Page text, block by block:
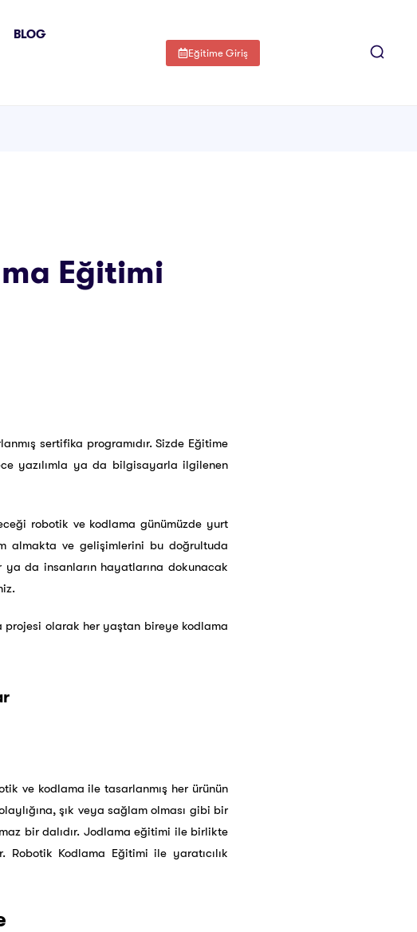
BLOG
Eğitime Giriş
Eğitimi
sertifika programıdır. Sizde Eğitime
yazılımla ya da bilgisayarla ilgilenen
robotik ve kodlama günümüzde yurt
almakta ve gelişimlerini bu doğrultuda
da insanların hayatlarına dokunacak
projesi olarak her yaştan bireye kodlama
ve kodlama ile tasarlanmış her ürünün
şık veya sağlam olması gibi bir
bir dalıdır. Jodlama eğitimi ile birlikte
Robotik Kodlama Eğitimi ile yaratıcılık